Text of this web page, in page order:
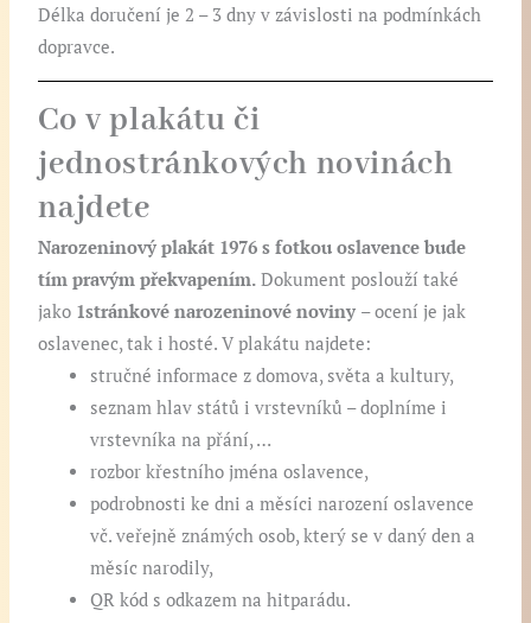
Délka doručení je 2 – 3 dny v závislosti na podmínkách
dopravce.
Co v plakátu či
jednostránkových novinách
najdete
Narozeninový plakát 1976 s fotkou oslavence bude
tím pravým překvapením. Dokument poslouží také
jako 1stránkové narozeninové noviny – ocení je jak
oslavenec, tak i hosté. V plakátu najdete:
stručné informace z domova, světa a kultury,
seznam hlav států i vrstevníků – doplníme i
vrstevníka na přání, …
rozbor křestního jména oslavence,
podrobnosti ke dni a měsíci narození oslavence
vč. veřejně známých osob, který se v daný den a
měsíc narodily,
QR kód s odkazem na hitparádu.